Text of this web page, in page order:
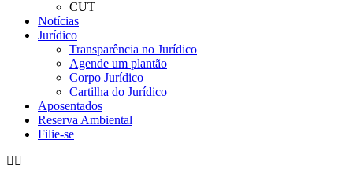
CUT
Notícias
Jurídico
Transparência no Jurídico
Agende um plantão
Corpo Jurídico
Cartilha do Jurídico
Aposentados
Reserva Ambiental
Filie-se